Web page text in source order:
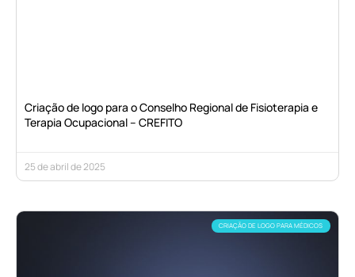
Criação de logo para o Conselho Regional de Fisioterapia e
Terapia Ocupacional – CREFITO
25 de abril de 2025
CRIAÇÃO DE LOGO PARA MÉDICOS